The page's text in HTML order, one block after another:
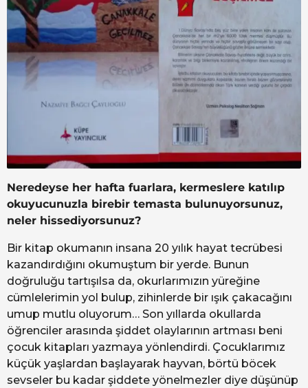
Neredeyse her hafta fuarlara, kermeslere katılıp
okuyucunuzla birebir temasta bulunuyorsunuz,
neler hissediyorsunuz?
Bir kitap okumanın insana 20 yılık hayat tecrübesi
kazandırdığını okumuştum bir yerde. Bunun
doğruluğu tartışılsa da, okurlarımızın yüreğine
cümlelerimin yol bulup, zihinlerde bir ışık çakacağını
umup mutlu oluyorum… Son yıllarda okullarda
öğrenciler arasında şiddet olaylarının artması beni
çocuk kitapları yazmaya yönlendirdi. Çocuklarımız
küçük yaşlardan başlayarak hayvan, börtü böcek
sevseler bu kadar şiddete yönelmezler diye düşünüp